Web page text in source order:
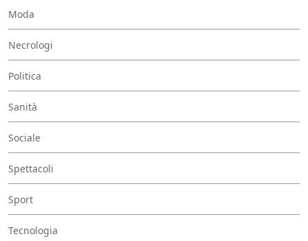
Moda
Necrologi
Politica
Sanità
Sociale
Spettacoli
Sport
Tecnologia